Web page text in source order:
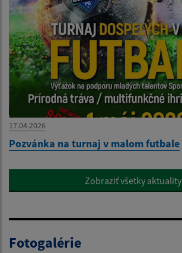
17.04.2026
Pozvánka na turnaj v malom futbale
Zobraziť všetky aktuality
Fotogalérie